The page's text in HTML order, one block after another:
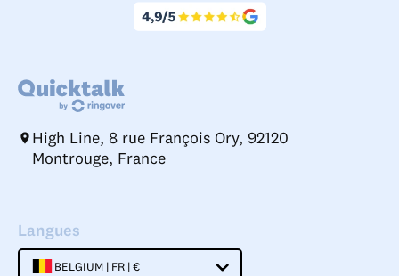
High Line, 8 rue François Ory, 92120
Montrouge, France
Langues
BELGIUM | FR | €